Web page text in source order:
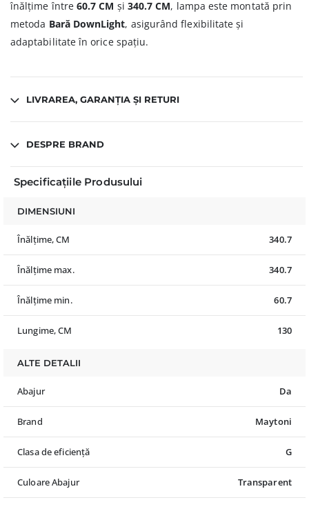
înălțime între60.7 CM și 340.7 CM, lampa este montată prin
metoda Bară DownLight, asigurând flexibilitate și
adaptabilitate în orice spațiu.
LIVRAREA, GARANȚIA ȘI RETURI
DESPRE BRAND
Specificațiile Produsului
DIMENSIUNI
Înălțime, CM 340.7
Înălțime max. 340.7
Înălțime min. 60.7
Lungime, CM 130
ALTE DETALII
Abajur Da
Brand Maytoni
Clasa de eficiență G
Culoare Abajur Transparent